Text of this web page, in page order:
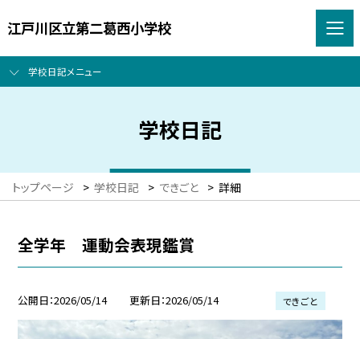
江戸川区立第二葛西小学校
学校日記メニュー
学校日記
トップページ > 学校日記 > できごと > 詳細
全学年 運動会表現鑑賞
公開日 2026/05/14 更新日 2026/05/14 できごと